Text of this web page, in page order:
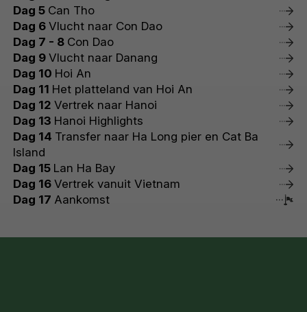
Dag 5 Can Tho
Dag 6 Vlucht naar Con Dao
Dag 7 - 8 Con Dao
Dag 9 Vlucht naar Danang
Dag 10 Hoi An
Dag 11 Het platteland van Hoi An
Dag 12 Vertrek naar Hanoi
Dag 13 Hanoi Highlights
Dag 14 Transfer naar Ha Long pier en Cat Ba
Island
Dag 15 Lan Ha Bay
Dag 16 Vertrek vanuit Vietnam
Dag 17 Aankomst